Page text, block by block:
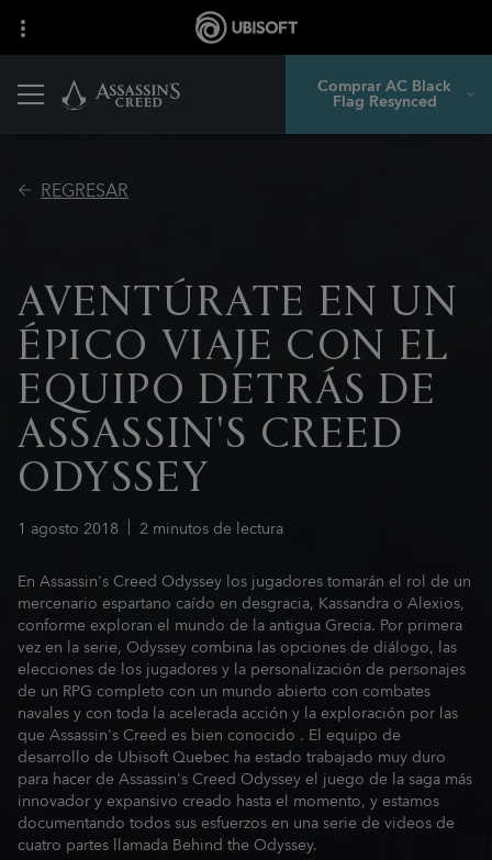
Comprar AC Black
Flag Resynced
REGRESAR
1 agosto 2018 2 minutos de lectura
AVENTÚRATE EN UN
ÉPICO VIAJE CON EL
EQUIPO DETRÁS DE
ASSASSIN'S CREED
ODYSSEY
En Assassin's Creed Odyssey los jugadores tomarán el rol de un
mercenario espartano caído en desgracia, Kassandra o Alexios,
conforme exploran el mundo de la antigua Grecia. Por primera
vez en la serie, Odyssey combina las opciones de diálogo, las
elecciones de los jugadores y la personalización de personajes
de un RPG completo con un mundo abierto con combates
navales y con toda la acelerada acción y la exploración por las
que Assassin's Creed es bien conocido . El equipo de
desarrollo de Ubisoft Quebec ha estado trabajado muy duro
para hacer de Assassin's Creed Odyssey el juego de la saga más
innovador y expansivo creado hasta el momento, y estamos
documentando todos sus esfuerzos en una serie de videos de
cuatro partes llamada Behind the Odyssey.